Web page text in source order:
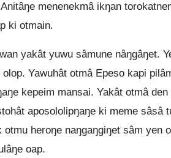
menenekmâ ikŋan
ki otmain.
yakât yuwu sâmune nâŋgâŋet.
olop. Yawuhât otmâ Epeso kapi
kepeim mansai. Yakât otmâ
aposololipŋaŋe ki meme sâsâ
otmu heroŋe naŋgaŋgiŋet sâm yen
oap.